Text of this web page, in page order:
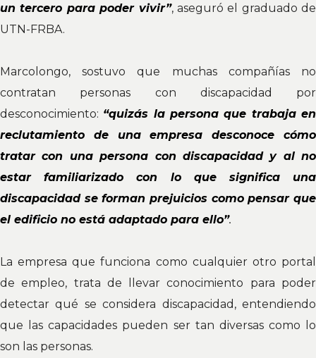
un tercero para poder vivir”, aseguró el graduado de
UTN-FRBA.
Marcolongo, sostuvo que muchas compañías no
contratan personas con discapacidad por
desconocimiento: “quizás la persona que trabaja en
reclutamiento de una empresa desconoce cómo
tratar con una persona con discapacidad y al no
estar familiarizado con lo que significa una
discapacidad se forman prejuicios como pensar que
el edificio no está adaptado para ello”.
La empresa que funciona como cualquier otro portal
de empleo, trata de llevar conocimiento para poder
detectar qué se considera discapacidad, entendiendo
que las capacidades pueden ser tan diversas como lo
son las personas.